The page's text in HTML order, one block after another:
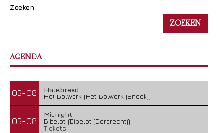
Zoeken
ZOEKEN
AGENDA
09-08
Hatebreed
Het Bolwerk (Het Bolwerk (Sneek))
09-08
Midnight
Bibelot (Bibelot (Dordrecht))
Tickets